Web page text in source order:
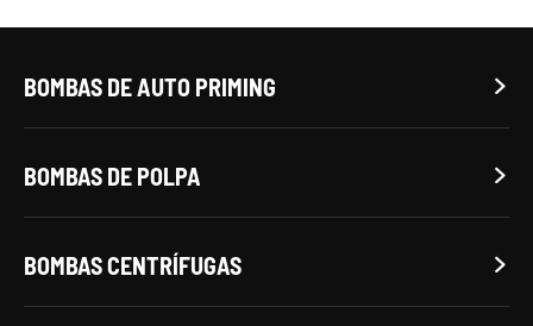
BOMBAS DE AUTO PRIMING 
BOMBAS DE POLPA 
BOMBAS CENTRÍFUGAS 